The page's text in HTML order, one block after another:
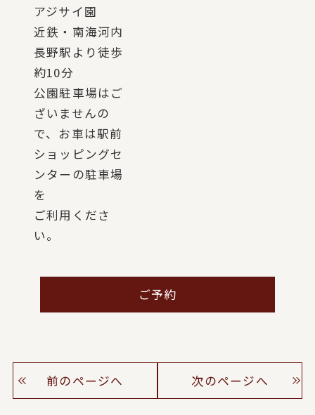
アジサイ園
近鉄・南海河内
長野駅より徒歩
約10分
公園駐車場はご
ざいませんの
で、お車は駅前
ショッピングセ
ンターの駐車場
を
ご利用くださ
い。
ご予約
前のページへ 次のページへ